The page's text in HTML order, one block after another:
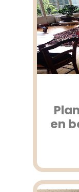
en